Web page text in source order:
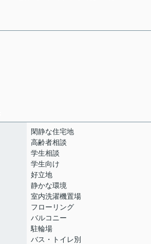
閑静な住宅地
高齢者相談
学生相談
学生向け
好立地
静かな環境
室内洗濯機置場
フローリング
バルコニー
駐輪場
バス・トイレ別